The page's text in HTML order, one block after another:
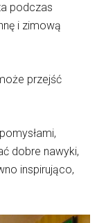
podczas
i zimową
przejść
dobre nawyki,
inspirująco,